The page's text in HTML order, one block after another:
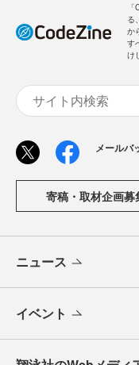
る
か
す
け
メールバ
寄稿・取材企画募
ニュース
イベント